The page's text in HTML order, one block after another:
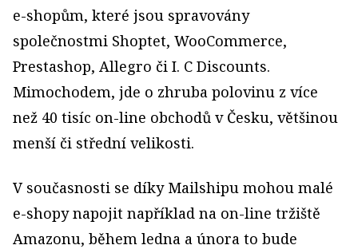
e-shopům, které jsou spravovány
společnostmi Shoptet, WooCommerce,
Prestashop, Allegro či I. C Discounts.
Mimochodem, jde o zhruba polovinu z více
než 40 tisíc on-line obchodů v Česku, většinou
menší či střední velikosti.
V současnosti se díky Mailshipu mohou malé
e-shopy napojit například na on-line tržiště
Amazonu, během ledna a února to bude